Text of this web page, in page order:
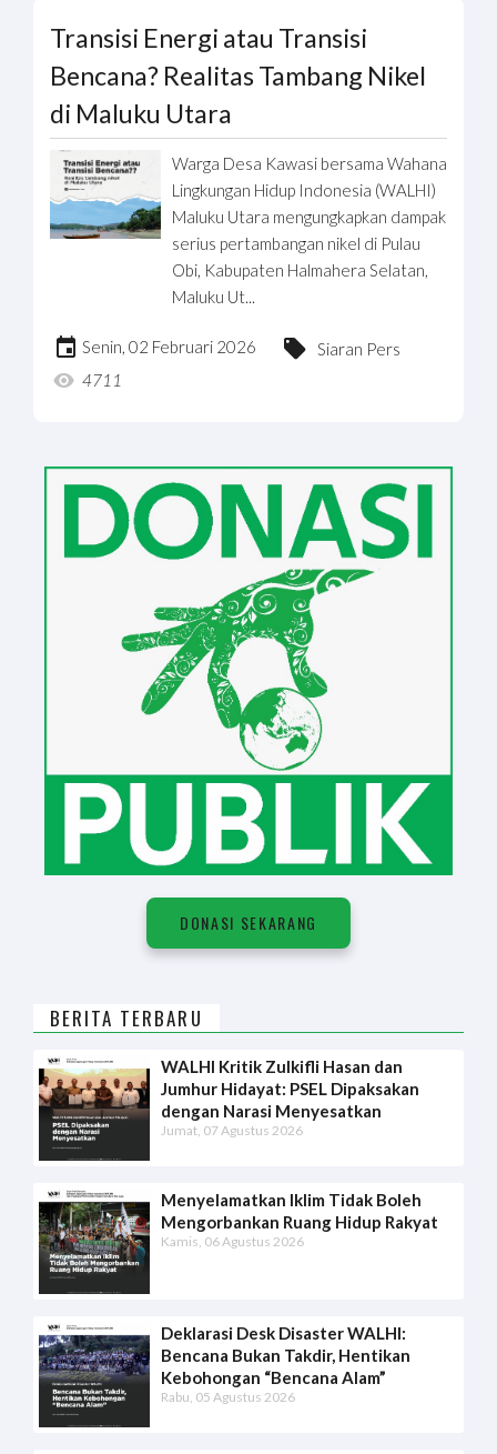
Transisi Energi atau Transisi
Bencana? Realitas Tambang Nikel
di Maluku Utara
Warga Desa Kawasi bersama Wahana
Lingkungan Hidup Indonesia (WALHI)
Maluku Utara mengungkapkan dampak
serius pertambangan nikel di Pulau
Obi, Kabupaten Halmahera Selatan,
Maluku Ut...
Senin, 02 Februari 2026
Siaran Pers
4711
DONASI SEKARANG
BERITA TERBARU
WALHI Kritik Zulkifli Hasan dan
Jumhur Hidayat: PSEL Dipaksakan
dengan Narasi Menyesatkan
Jumat, 07 Agustus 2026
Menyelamatkan Iklim Tidak Boleh
Mengorbankan Ruang Hidup Rakyat
Kamis, 06 Agustus 2026
Deklarasi Desk Disaster WALHI:
Bencana Bukan Takdir, Hentikan
Kebohongan “Bencana Alam”
Rabu, 05 Agustus 2026